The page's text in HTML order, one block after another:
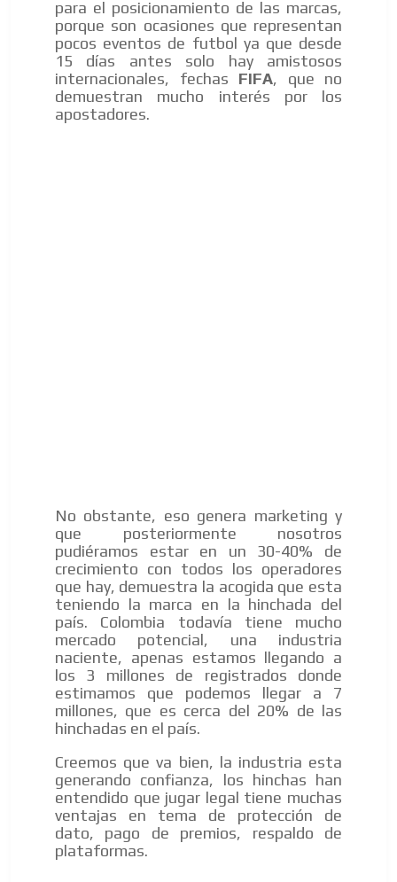
para el posicionamiento de las marcas,
porque son ocasiones que representan
pocos eventos de futbol ya que desde
15 días antes solo hay amistosos
internacionales, fechas FIFA, que no
demuestran mucho interés por los
apostadores.
No obstante, eso genera marketing y
que posteriormente nosotros
pudiéramos estar en un 30-40% de
crecimiento con todos los operadores
que hay, demuestra la acogida que esta
teniendo la marca en la hinchada del
país. Colombia todavía tiene mucho
mercado potencial, una industria
naciente, apenas estamos llegando a
los 3 millones de registrados donde
estimamos que podemos llegar a 7
millones, que es cerca del 20% de las
hinchadas en el país.
Creemos que va bien, la industria esta
generando confianza, los hinchas han
entendido que jugar legal tiene muchas
ventajas en tema de protección de
dato, pago de premios, respaldo de
plataformas.